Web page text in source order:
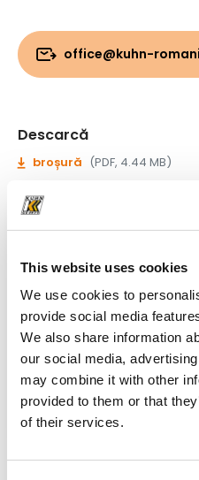
This website uses cookies
We use cookies to
provide social media
We also share information
our social media,
may combine it with other
provided to them or that
of their services.
office@kuhn-
Descarcă
broșură (PDF, 4.44 MB)